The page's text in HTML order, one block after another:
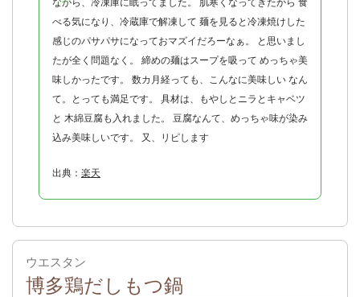
ながら、冷凍庫に眠ってました。 肌寒くなってきたから 食
べる気になり、冷蔵庫で解凍して 麺を見ると冷凍焼けした
感じのパサパサになっておマズイだろーなぁ。 と思いまし
たが全く問題なく。 締めの麺はスープを吸って めっちゃ美
味しかったです。 数カ月経っても、こんなに美味しい なん
て。とっても満足です。 具材は、もやしとニラとキャベツ
と 木綿豆腐も入れました。 豆腐なんて、めっちゃ味が染み
込み美味しいです。 又、リピします
出典： 楽天
ウエスタン
博多鶏だしもつ鍋